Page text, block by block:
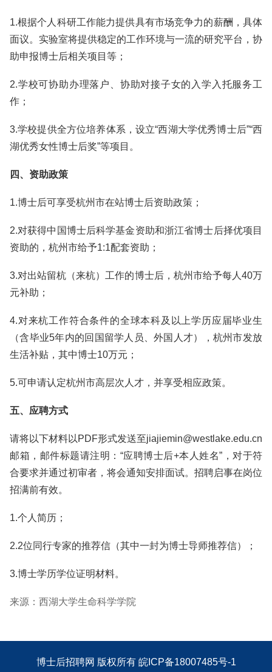
1.根据个人科研工作能力提供具有市场竞争力的薪酬，具体
面议。实验室将提供稳定的工作环境与一流的研究平台，协
助申报博士后相关项目等；
2.学校可协助办理落户、协助对接子女的入学入托服务工
作；
3.学校提供全方位培养体系，设立“西湖大学优秀博士后”“西
湖优秀女性博士后奖”等项目。
四、资助政策
1.博士后可享受杭州市在站博士后资助政策；
2.对获得中国博士后科学基金资助和浙江省博士后择优项目
资助的，杭州市给予1:1配套资助；
3.对出站留杭（来杭）工作的博士后，杭州市给予每人40万
元补助；
4.对来杭工作符合条件的全球本科及以上学历应届毕业生
（含毕业5年内的回国留学人员、外国人才），杭州市发放
生活补贴，其中博士10万元；
5.可申请认定杭州市高层次人才，并享受相应政策。
五、应聘方式
请将以下材料以PDF形式发送至jiajiemin@westlake.edu.cn
邮箱，邮件标题请注明：“应聘博士后+本人姓名”，对于符
合要求并通过初审者，将会通知安排面试。招聘启事在岗位
招满前有效。
1.个人简历；
2.2位同行专家的推荐信（其中一封为博士导师推荐信）；
3.博士学历学位证明材料。
来源：西湖大学生命科学学院
博士后招聘网 版权所有 皖ICP备18007485号-1